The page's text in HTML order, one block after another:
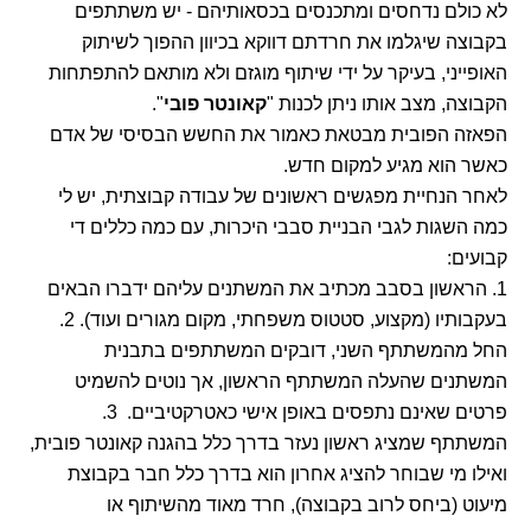
לא כולם נדחסים ומתכנסים בכסאותיהם - יש משתתפים
בקבוצה שיגלמו את חרדתם דווקא בכיוון ההפוך לשיתוק
האופייני, בעיקר על ידי שיתוף מוגזם ולא מותאם להתפתחות
הקבוצה, מצב אותו ניתן לכנות "קאונטר פובי".
הפאזה הפובית מבטאת כאמור את החשש הבסיסי של אדם
כאשר הוא מגיע למקום חדש.
לאחר הנחיית מפגשים ראשונים של עבודה קבוצתית, יש לי
כמה השגות לגבי הבניית סבבי היכרות, עם כמה כללים די
קבועים:
1. הראשון בסבב מכתיב את המשתנים עליהם ידברו הבאים
בעקבותיו (מקצוע, סטטוס משפחתי, מקום מגורים ועוד). 2.
החל מהמשתתף השני, דובקים המשתתפים בתבנית
המשתנים שהעלה המשתתף הראשון, אך נוטים להשמיט
פרטים שאינם נתפסים באופן אישי כאטרקטיביים. 3.
המשתתף שמציג ראשון נעזר בדרך כלל בהגנה קאונטר פובית,
ואילו מי שבוחר להציג אחרון הוא בדרך כלל חבר בקבוצת
מיעוט (ביחס לרוב בקבוצה), חרד מאוד מהשיתוף או